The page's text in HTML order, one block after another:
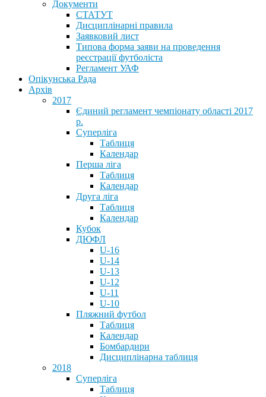
Документи
СТАТУТ
Дисциплінарні правила
Заявковий лист
Типова форма заяви на проведення
реєстрації футболіста
Регламент УАФ
Опікунська Рада
Архів
2017
Єдиний регламент чемпіонату області 2017
р.
Суперліга
Таблиця
Календар
Перша ліга
Таблиця
Календар
Друга ліга
Таблиця
Календар
Кубок
ДЮФЛ
U-16
U-14
U-13
U-12
U-11
U-10
Пляжний футбол
Таблиця
Календар
Бомбардири
Дисциплінарна таблиця
2018
Суперліга
Таблиця